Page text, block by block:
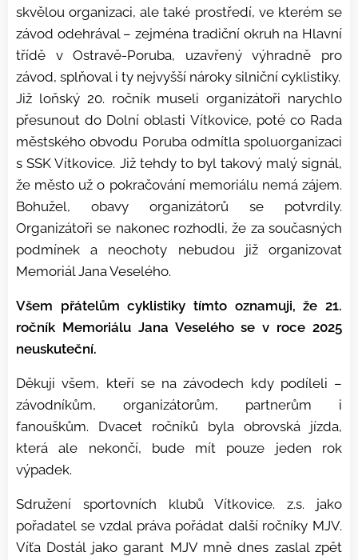
skvělou organizaci, ale také prostředí, ve kterém se
závod odehrával – zejména tradiční okruh na Hlavní
třídě v Ostravě-Poruba, uzavřený výhradně pro
závod, splňoval i ty nejvyšší nároky silniční cyklistiky.
Již loňský 20. ročník museli organizátoři narychlo
přesunout do Dolní oblasti Vítkovice, poté co Rada
městského obvodu Poruba odmítla spoluorganizaci
s SSK Vítkovice. Již tehdy to byl takový malý signál,
že město už o pokračování memoriálu nemá zájem.
Bohužel, obavy organizátorů se potvrdily.
Organizátoři se nakonec rozhodli, že za současných
podmínek a neochoty nebudou již organizovat
Memoriál Jana Veselého.
Všem přátelům cyklistiky tímto oznamuji, že 21.
ročník Memoriálu Jana Veselého se v roce 2025
neuskuteční.
Děkuji všem, kteří se na závodech kdy podíleli –
závodníkům, organizátorům, partnerům i
fanouškům. Dvacet ročníků byla obrovská jízda,
která ale nekončí, bude mít pouze jeden rok
výpadek.
Sdružení sportovních klubů Vítkovice. z.s. jako
pořadatel se vzdal práva pořádat další ročníky MJV.
Víťa Dostál jako garant MJV mně dnes zaslal zpět